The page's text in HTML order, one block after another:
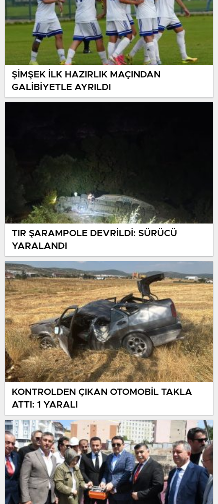
ŞİMŞEK İLK HAZIRLIK MAÇINDAN
GALİBİYETLE AYRILDI
TIR ŞARAMPOLE DEVRİLDİ: SÜRÜCÜ
YARALANDI
KONTROLDEN ÇIKAN OTOMOBİL TAKLA
ATTI: 1 YARALI